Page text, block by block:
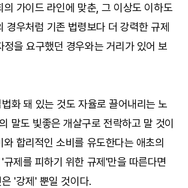
의 가이드 라인에 맞춘, 그 이상도 이하도
경우처럼 기존 법령보다 더 강력한 규제
정을 요구했던 경우와는 거리가 있어 보
화 돼 있는 것도 자율로 끌어내리는 노
말도 빛좋은 개살구로 전락하고 말 것이
와 합리적인 소비를 유도한다는 애초의
제를 피하기 위한 규제'만을 따른다면
'강제' 뿐일 것이다.